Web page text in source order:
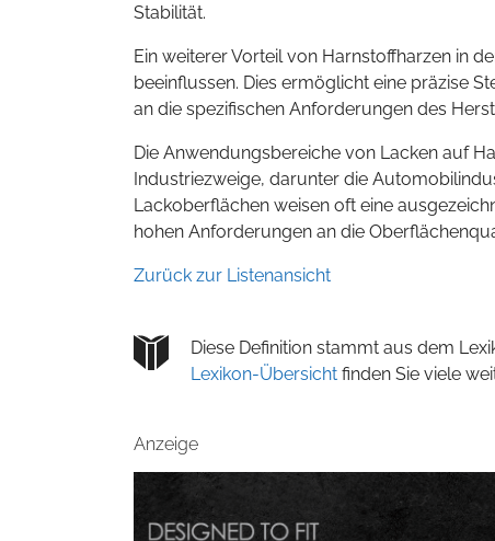
Stabilität.
Ein weiterer Vorteil von Harnstoffharzen in
beeinflussen. Dies ermöglicht eine präzise
an die spezifischen Anforderungen des
Die Anwendungsbereiche von Lacken auf
Industriezweige, darunter die
Lackoberflächen weisen oft eine
hohen Anforderungen an die
Zurück zur Listenansicht
Diese Definition stammt aus dem
Lexikon-Übersicht finden Sie viele
Anzeige